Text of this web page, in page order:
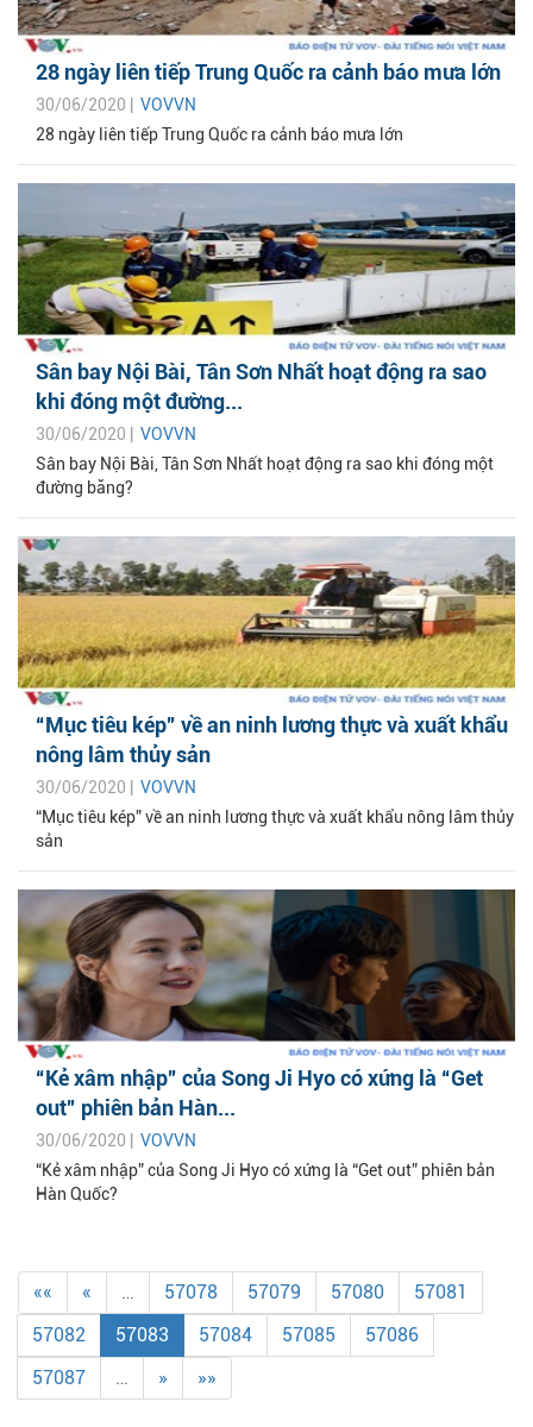
28 ngày liên tiếp Trung Quốc ra cảnh báo mưa lớn
30/06/2020 | VOVVN
28 ngày liên tiếp Trung Quốc ra cảnh báo mưa lớn
Sân bay Nội Bài, Tân Sơn Nhất hoạt động ra sao
khi đóng một đường...
30/06/2020 | VOVVN
Sân bay Nội Bài, Tân Sơn Nhất hoạt động ra sao khi đóng một
đường băng?
“Mục tiêu kép” về an ninh lương thực và xuất khẩu
nông lâm thủy sản
30/06/2020 | VOVVN
“Mục tiêu kép” về an ninh lương thực và xuất khẩu nông lâm thủy
sản
“Kẻ xâm nhập” của Song Ji Hyo có xứng là “Get
out” phiên bản Hàn...
30/06/2020 | VOVVN
“Kẻ xâm nhập” của Song Ji Hyo có xứng là “Get out” phiên bản
Hàn Quốc?
«« « … 57078 57079 57080
57081
57082
57083 57084 57085
57086
57087
… » »»